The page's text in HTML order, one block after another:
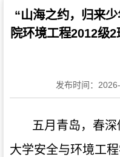
“山海之约，归来
院环境工程2012级
发布时间：
五月青岛，春
大学安全与环境工